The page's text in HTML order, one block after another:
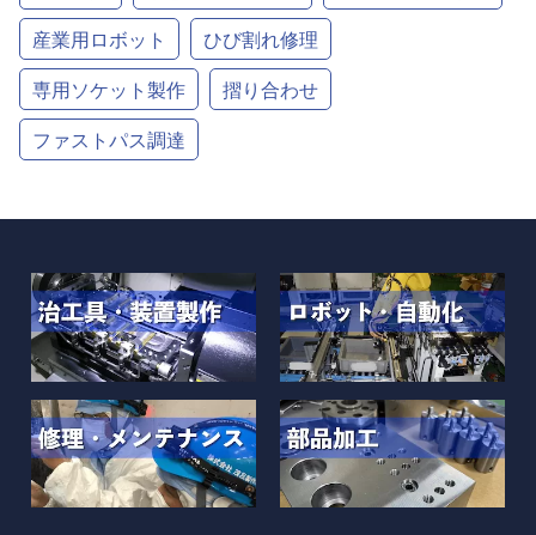
産業用ロボット
ひび割れ修理
専用ソケット製作
摺り合わせ
ファストパス調達